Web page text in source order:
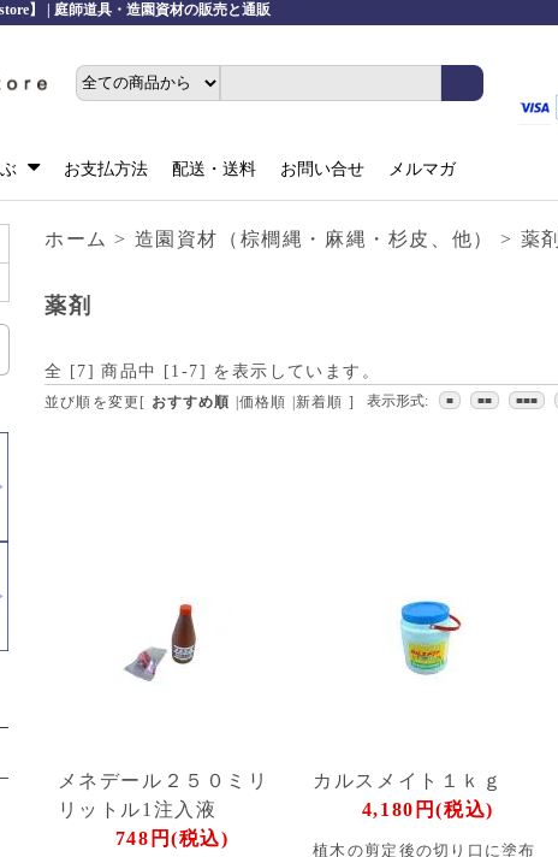
】 | 庭師道具・造園資材の販売と通販
お支払方法 配送・送料 お問い合せ メルマガ
ホーム > 造園資材（棕櫚縄・麻縄・杉皮、他） > 薬剤
薬剤
全 [ 7] 商品中 [ 1 -7] を表示しています。
並び順を変更 [ おすすめ順 |価格順 新着順 ] 表示形式: ■ ■■ ■■■
メネデール２５０ミリ
リットル1注入液
748円(税込)
カルスメイト１ｋｇ
4,180円(税込)
植木の剪定後の切り口に塗布